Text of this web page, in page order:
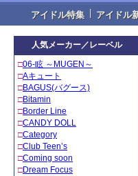
アイドル特集 | アイドル
人気メーカー／レーベル
□06‐眩 ～MUGEN～
□Aキュート
□BAGUS(バグース)
□Bitamin
□Border Line
□CANDY DOLL
□Category
□Club Teen’s
□Coming soon
□Dream Focus